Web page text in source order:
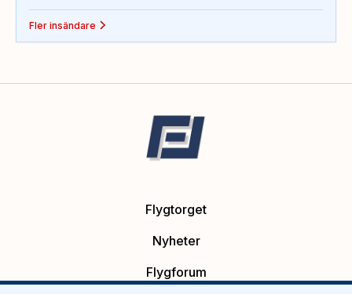
Fler insändare
Flygtorget
Nyheter
Flygforum